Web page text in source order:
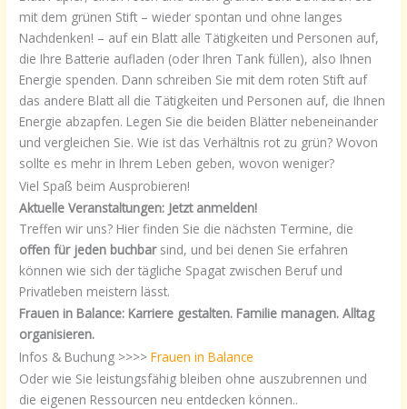
mit dem grünen Stift – wieder spontan und ohne langes
Nachdenken! – auf ein Blatt alle Tätigkeiten und Personen auf,
die Ihre Batterie aufladen (oder Ihren Tank füllen), also Ihnen
Energie spenden. Dann schreiben Sie mit dem roten Stift auf
das andere Blatt all die Tätigkeiten und Personen auf, die Ihnen
Energie abzapfen. Legen Sie die beiden Blätter nebeneinander
und vergleichen Sie. Wie ist das Verhältnis rot zu grün? Wovon
sollte es mehr in Ihrem Leben geben, wovon weniger?
Viel Spaß beim Ausprobieren!
Aktuelle Veranstaltungen: Jetzt anmelden!
Treffen wir uns? Hier finden Sie die nächsten Termine, die
offen für jeden buchbarsind, und bei denen Sie erfahren
können wie sich der tägliche Spagat zwischen Beruf und
Privatleben meistern lässt.
Frauen in Balance: Karriere gestalten. Familie managen. Alltag
organisieren.
Infos & Buchung >>>>Frauen in Balance
Oder wie Sie leistungsfähig bleiben ohne auszubrennen und
die eigenen Ressourcen neu entdecken können..